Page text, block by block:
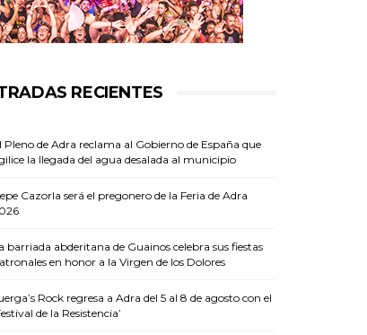
RECIENTES
Pleno de Adra reclama al Gobierno de España que
la llegada del agua desalada al municipio
Cazorla será el pregonero de la Feria de Adra
barriada abderitana de Guainos celebra sus fiestas
en honor a la Virgen de los Dolores
Rock regresa a Adra del 5 al 8 de agosto con el
de la Resistencia’